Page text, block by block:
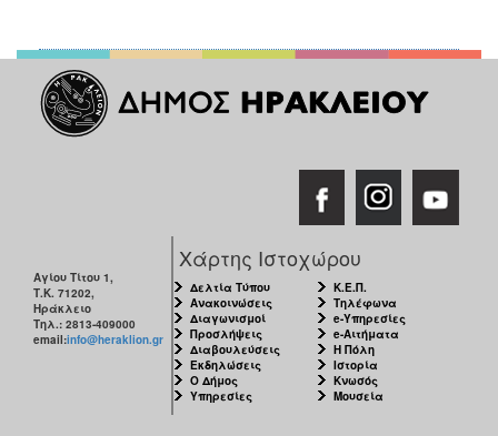
Αγίου Τίτου 1,
Τ.Κ. 71202,
Ηράκλειο
Τηλ.: 2813-409000
email:info@heraklion.gr
Χάρτης Ιστοχώρου
Δελτία Τύπου
Ανακοινώσεις
Διαγωνισμοί
Προσλήψεις
Διαβουλεύσεις
Εκδηλώσεις
Ο Δήμος
Υπηρεσίες
Κ.Ε.Π.
Τηλέφωνα
e-Υπηρεσίες
e-Αιτήματα
Η Πόλη
Ιστορία
Κνωσός
Μουσεία